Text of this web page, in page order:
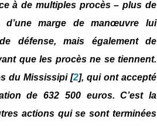
à de multiples procès – plus de
d’une marge de manœuvre lui
défense, mais également de
que les procès ne se tiennent.
du Mississipi [2], qui ont accepté
de 632 500 euros. C’est la
actions qui se sont terminées